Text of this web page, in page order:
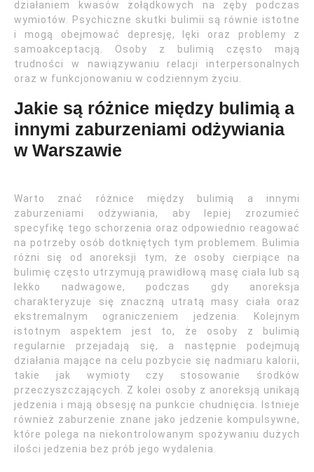
działaniem kwasów żołądkowych na zęby podczas
wymiotów. Psychiczne skutki bulimii są równie istotne
i mogą obejmować depresję, lęki oraz problemy z
samoakceptacją. Osoby z bulimią często mają
trudności w nawiązywaniu relacji interpersonalnych
oraz w funkcjonowaniu w codziennym życiu.
Jakie są różnice między bulimią a
innymi zaburzeniami odżywiania
w Warszawie
Warto znać różnice między bulimią a innymi
zaburzeniami odżywiania, aby lepiej zrozumieć
specyfikę tego schorzenia oraz odpowiednio reagować
na potrzeby osób dotkniętych tym problemem. Bulimia
różni się od anoreksji tym, że osoby cierpiące na
bulimię często utrzymują prawidłową masę ciała lub są
lekko nadwagowe, podczas gdy anoreksja
charakteryzuje się znaczną utratą masy ciała oraz
ekstremalnym ograniczeniem jedzenia. Kolejnym
istotnym aspektem jest to, że osoby z bulimią
regularnie przejadają się, a następnie podejmują
działania mające na celu pozbycie się nadmiaru kalorii,
takie jak wymioty czy stosowanie środków
przeczyszczających. Z kolei osoby z anoreksją unikają
jedzenia i mają obsesję na punkcie chudnięcia. Istnieje
również zaburzenie znane jako jedzenie kompulsywne,
które polega na niekontrolowanym spożywaniu dużych
ilości jedzenia bez prób jego wydalenia.